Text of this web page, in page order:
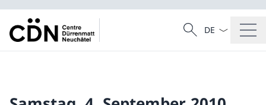
Suche
Suche
Sprach